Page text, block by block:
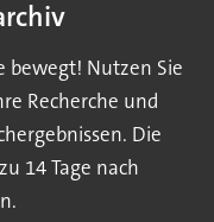
bewegt! Nutzen Sie
Recherche und
Die
14 Tage nach